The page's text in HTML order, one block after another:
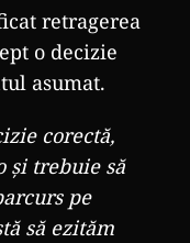
retragerea
o decizie
asumat.
corectă,
și trebuie să
pe
să ezităm